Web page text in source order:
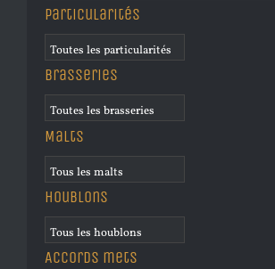
Particularités
Brasseries
Malts
Houblons
Accords mets